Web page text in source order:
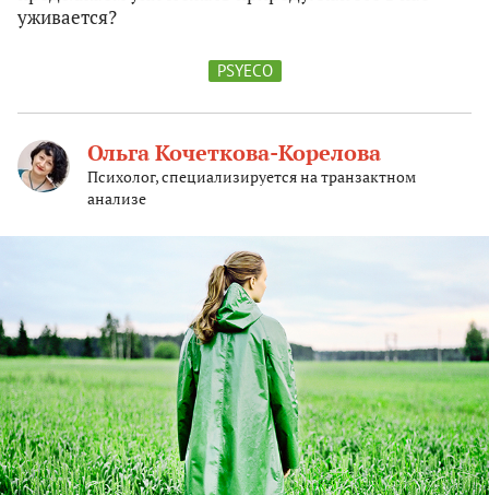
уживается?
PSYECO
Ольга Кочеткова-Корелова
Психолог, специализируется на транзактном
анализе